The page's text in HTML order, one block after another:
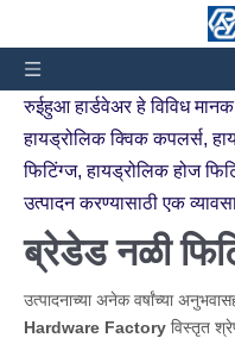
रुईहुआ हार्डवेअर हे विविध
हायड्रोलिक क्विक कपलर्स,
फिटिंग्ज, हायड्रोलिक होज
उत्पादन करण्यासाठी एक
ब्रेडेड नळी
उत्पादनाच्या अनेक वर्षांच्या
Hardware Factory विस्तृत